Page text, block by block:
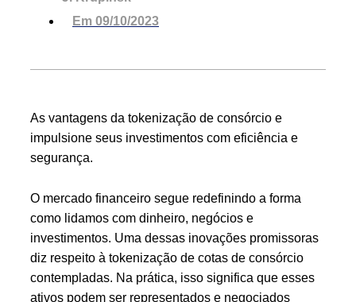
Em 09/10/2023
As vantagens da tokenização de consórcio e
impulsione seus investimentos com eficiência e
segurança.
O mercado financeiro segue redefinindo a forma
como lidamos com dinheiro, negócios e
investimentos. Uma dessas inovações promissoras
diz respeito à tokenização de cotas de consórcio
contempladas. Na prática, isso significa que esses
ativos podem ser representados e negociados